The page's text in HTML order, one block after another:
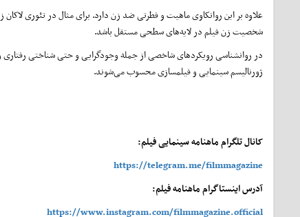
علاوه بر این روانکاوی ماهیت و فطرتی ضد زن دارد. برای مثال در تئوری
شخصیت زن فیلم در لایه‌های سطحی مستقل باشد.
در روانشناسی رویکرد‌های شاخصی از جمله وجودگرایی و حتی شناختی رفتاری
ژورنالیسم سینمایی و فیلمسازی محسوب می‌شوند.
کانال تلگرام ماهنامه سینمایی فیلم:
https://telegram.me/filmmagazine
آدرس اینستاگرام ماهنامه فیلم:
https://www.instagram.com/filmmagazine.official